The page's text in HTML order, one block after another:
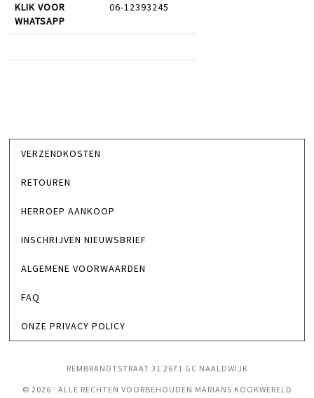
KLIK VOOR
WHATSAPP
06-12393245
VERZENDKOSTEN
RETOUREN
HERROEP AANKOOP
INSCHRIJVEN NIEUWSBRIEF
ALGEMENE VOORWAARDEN
FAQ
ONZE PRIVACY POLICY
REMBRANDTSTRAAT 31 2671 GC NAALDWIJK
© 2026 · ALLE RECHTEN VOORBEHOUDEN MARIANS KOOKWERELD